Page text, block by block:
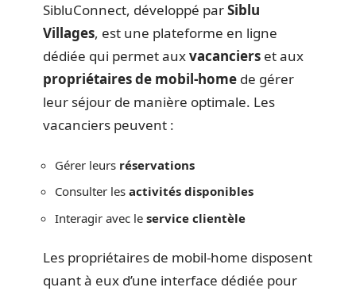
SibluConnect, développé parSiblu
Villages, est une plateforme en ligne
dédiée qui permet auxvacanciers et aux
propriétaires de mobil-home de gérer
leur séjour de manière optimale. Les
vacanciers peuvent :
Gérer leurs réservations
Consulter les activités disponibles
Interagir avec le service clientèle
Les propriétaires de mobil-home disposent
quant à eux d’une interface dédiée pour